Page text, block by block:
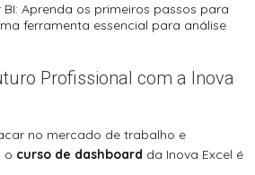
ferramenta essencial para análise
Profissional com a Inova
no mercado de trabalho e
o curso de dashboard da Inova Excel é